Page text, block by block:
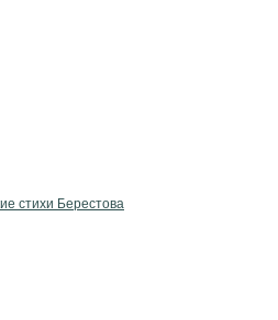
стихи Берестова